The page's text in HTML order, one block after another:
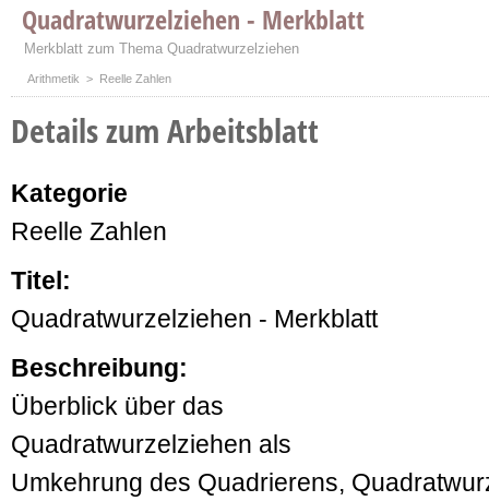
Quadratwurzelziehen - Merkblatt
Merkblatt zum Thema Quadratwurzelziehen
Arithmetik > Reelle Zahlen
Details zum Arbeitsblatt
Kategorie
Reelle Zahlen
Titel:
Quadratwurzelziehen - Merkblatt
Beschreibung:
Überblick über das
Quadratwurzelziehen als
Umkehrung des Quadrierens,